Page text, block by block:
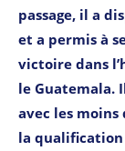
passage, il a
et a permis à
victoire dans
le Guatemala.
avec les
la